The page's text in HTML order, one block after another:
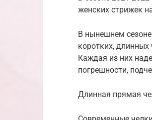
женских стрижек
В нынешнем
коротких,
Каждая из них
погрешности,
Длинная прямая